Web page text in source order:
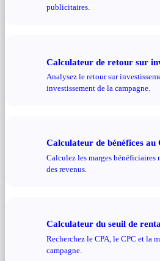
publicitaires.
Calculateur de retour sur
Analysez le retour sur
investissement de la campagne.
Calculateur de bénéfices au
Calculez les marges
des revenus.
Calculateur du seuil de
Recherchez le CPA, le CPC et la
campagne.